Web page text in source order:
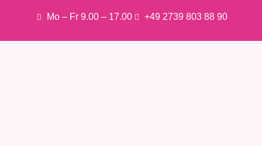
Mo – Fr 9.00 – 17.00 +49 2739 803 88 90